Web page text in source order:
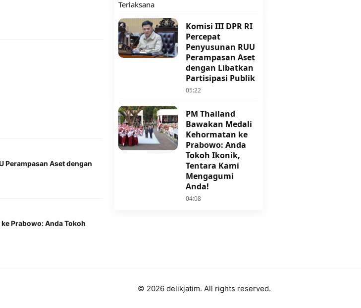
Perampasan Aset dengan
Prabowo: Anda Tokoh
Komisi III DPR RI
Percepat
Penyusunan RUU
Perampasan Aset
dengan Libatkan
Partisipasi Publik
05:22
PM Thailand
Bawakan Medali
Kehormatan ke
Prabowo: Anda
Tokoh Ikonik,
Tentara Kami
Mengagumi
Anda!
04:08
© 2026 delikjatim. All rights reserved.